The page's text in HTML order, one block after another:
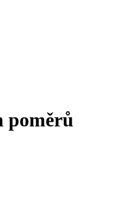
poměrů